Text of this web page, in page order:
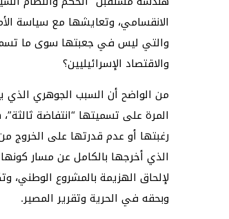
الانقسامي، وتعايشها مع سياسة
والتي ليس في جعبتها سوى ما
والاقتصاد الإسرائيليين؟
من الواضح أن السبب الجوهري الذي
المرة على تسميتها “انتفاضة
رغبتها أو عدم قدرتها على الخروج
الذي أخرجها بالكامل عن مسار
لإلحاق الهزيمة بالمشروع الوطني،
وبحقه في الحرية وتقرير المصير.